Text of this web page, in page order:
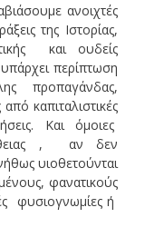
ανοιχτές
της Ιστορίας,
και ουδείς
περίπτωση
προπαγάνδας,
καπιταλιστικές
Και όμοιες
, αν δεν
υιοθετούνται
φανατικούς
φυσιογνωμίες ή